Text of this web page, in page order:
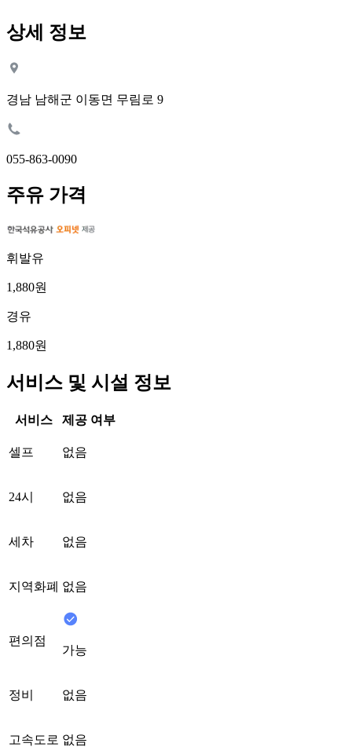
상세 정보
경남 남해군 이동면 무림로 9
055-863-0090
주유 가격
휘발유
1,880원
경유
1,880원
서비스 및 시설 정보
서비스 제공 여부
셀프 없음
24시 없음
세차 없음
지역화폐 없음
편의점
가능
정비 없음
고속도로 없음